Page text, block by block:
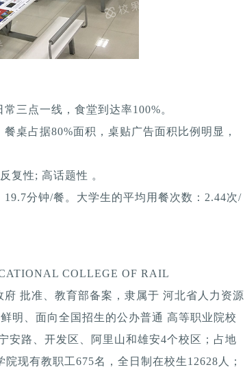
三点一线，食堂到达率100%。
桌占据80%面积，桌贴广告面积比例明显，
复性; 高话题性 。
分钟/餐。大学生的平均用餐次数：2.44次/
COLLEGE OF RAIL
批准、教育部备案，隶属于 河北省人力资源
明、面向全国招生的公办普通 高等职业院校
安路、开发区、阿里山和雄安4个校区；占地
现有教职工675名，全日制在校生12628人；